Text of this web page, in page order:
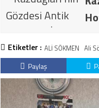
Etiketler : ALİ SÖKMEN Ali
Paylaş